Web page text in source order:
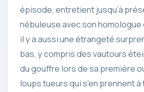
épisode, entretient jusqu’à
nébuleuse avec son homologue
il y a aussi une étrangeté
bas, y compris des vautours
du gouffre lors de sa première
loups tueurs qui s’en prennent